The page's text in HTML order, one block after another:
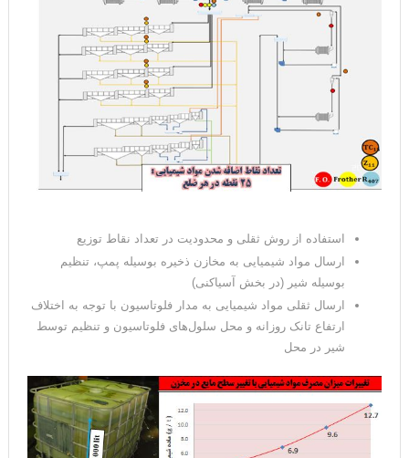
استفاده از روش ثقلی و محدودیت در تعداد نقاط توزیع
ارسال مواد شیمیایی به مخازن ذخیره بوسیله پمپ‌، تنظیم
بوسیله شیر (در بخش آسیاکنی)
ارسال ثقلی مواد شیمیایی به مدار فلوتاسیون با توجه به اختلاف
ارتفاع تانک روزانه و محل سلول‌های فلوتاسیون و تنظیم توسط
شیر در محل